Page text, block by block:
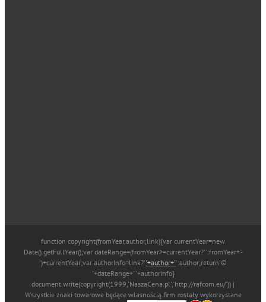
function copyright(fromYear,author,link){var currentYear=new
Date().getFullYear();var dateRange=(fromYear>=currentYear?'':fromYear+'-
')+currentYear;var authorInfo=link?''+author+'':author;return'©
'+dateRange+' '+authorInfo}
document.write(copyright(1999,'NaszaCena.pl','http://rafcom.eu/')) |
Wszystkie znaki towarowe będące własnością firm zostały wykorzystane